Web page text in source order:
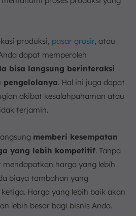
produksi, pasar grosir, atau
dapat memperoleh
bisa langsung berinteraksi
pengelolanya. Hal ini juga dapat
akibat kesalahpahaman atau
terjamin.
memberi kesempatan
yang lebih kompetitif. Tanpa
harga yang lebih
biaya tambahan yang
Harga yang lebih baik akan
lebih besar bagi bisnis Anda.